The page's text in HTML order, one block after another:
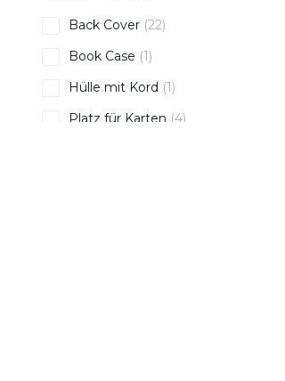
Back Cover (22)
Book Case (1)
Hülle mit Kord (1)
Platz für Karten (4)